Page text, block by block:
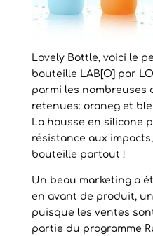
Lovely Bottle, voici le
bouteille LAB[O] par
parmi les nombreuses
retenues: oraneg et
La housse en silicone
résistance aux
bouteille partout !
Un beau marketing a
en avant de produit,
puisque les ventes
partie du programme